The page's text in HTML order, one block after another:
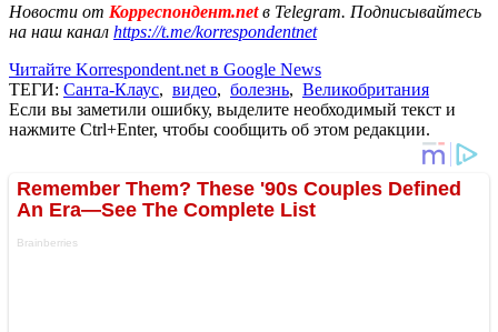
Новости от Корреспондент.netв Telegram. Подписывайтесь
на наш канал https://t.me/korrespondentnet
Читайте Korrespondent.net в Google News
ТЕГИ: Санта-Клаус, видео, болезнь, Великобритания
Если вы заметили ошибку, выделите необходимый текст и
нажмите Ctrl+Enter, чтобы сообщить об этом редакции.